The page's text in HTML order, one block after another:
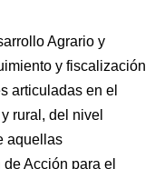
Agrario y
y fiscalización
articuladas en el
rural, del nivel
aquellas
Acción para el